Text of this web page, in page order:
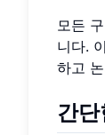
모든
니다.
하고
간